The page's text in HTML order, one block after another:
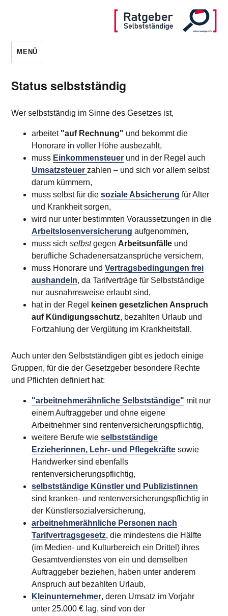
MENÜ
Status selbstständig
Wer selbstständig im Sinne des Gesetzes ist,
arbeitet "auf Rechnung" und bekommt die
Honorare in voller Höhe ausbezahlt,
muss Einkommensteuer und in der Regel auch
Umsatzsteuerzahlen – und sich vor allem selbst
darum kümmern,
muss selbst für diesoziale Absicherung für Alter
und Krankheit sorgen,
wird nur unter bestimmten Voraussetzungen in die
Arbeitslosenversicherung aufgenommen,
muss sichselbstgegen Arbeitsunfälle und
berufliche Schadenersatzansprüche versichern,
muss Honorare undVertragsbedingungen frei
aushandeln, da Tarifverträge für Selbstständige
nur ausnahmsweise erlaubt sind,
hat in der Regel
keinen gesetzlichen Anspruch
auf Kündigungsschutz, bezahlten Urlaub und
Fortzahlung der Vergütung im Krankheitsfall.
Auch unter den Selbstständigen gibt es jedoch einige
Gruppen, für die der Gesetzgeber besondere Rechte
und Pflichten definiert hat:
"arbeitnehmerähnliche Selbstständige" mit nur
einem Auftraggeber und ohne eigene
Arbeitnehmer sind rentenversicherungspflichtig,
weitere Berufe wieselbstständige
Erzieherinnen, Lehr- und Pflegekräfte sowie
Handwerker sind ebenfalls
rentenversicherungspflichtig,
selbstständige Künstler und Publizistinnen
sind kranken- und rentenversicherungspflichtig in
der Künstlersozialversicherung,
arbeitnehmerähnliche Personen nach
Tarifvertragsgesetz, die mindestens die Hälfte
(im Medien- und Kulturbereich ein Drittel) ihres
Gesamtverdienstes von ein und demselben
Auftraggeber beziehen, haben unter anderem
Anspruch auf bezahlten Urlaub,
Kleinunternehmer, deren Umsatz im Vorjahr
unter 25.000 € lag, sind von der